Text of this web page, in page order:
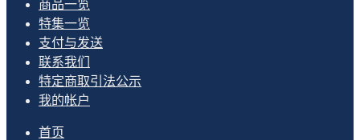
商品一览
特集一览
支付与发送
联系我们
特定商取引法公示
我的帐户
首页